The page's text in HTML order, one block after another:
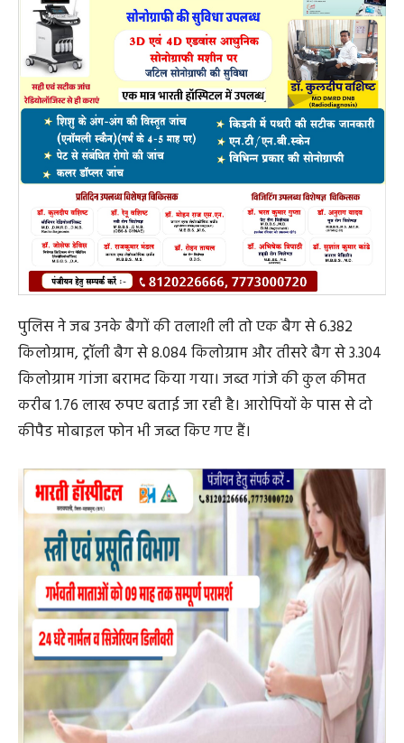
पुलिस ने जब उनके बैगों की तलाशी ली तो एक बैग से 6.382
किलोग्राम, ट्रॉली बैग से 8.084 किलोग्राम और तीसरे बैग से 3.304
किलोग्राम गांजा बरामद किया गया। जब्त गांजे की कुल कीमत
करीब 1.76 लाख रुपए बताई जा रही है। आरोपियों के पास से दो
कीपैड मोबाइल फोन भी जब्त किए गए हैं।